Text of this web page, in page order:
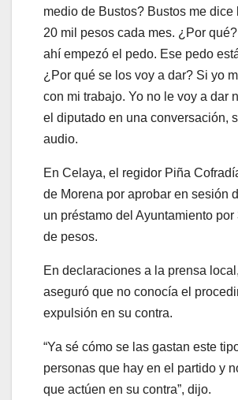
medio de Bustos? Bustos me dice
20 mil pesos cada mes. ¿Por
ahí empezó el pedo. Ese pedo
¿Por qué se los voy a dar? Si yo
con mi trabajo. Yo no le voy a dar
el diputado en una conversación,
audio.
En Celaya, el regidor Piña
de Morena por aprobar en sesión
un préstamo del Ayuntamiento
de pesos.
En declaraciones a la prensa
aseguró que no conocía el
expulsión en su contra.
“Ya sé cómo se las gastan este
personas que hay en el partido y
que actúen en su contra”, dijo.